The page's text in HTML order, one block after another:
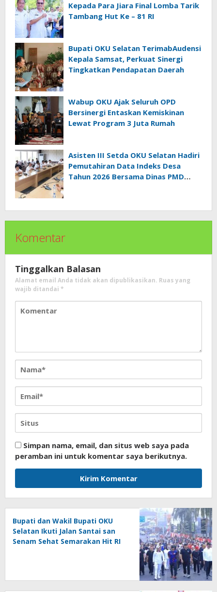
Kepada Para Jiara Final Lomba Tarik
Tambang Hut Ke – 81 RI
Bupati OKU Selatan TerimabAudensi
Kepala Samsat, Perkuat Sinergi
Tingkatkan Pendapatan Daerah
Wabup OKU Ajak Seluruh OPD
Bersinergi Entaskan Kemiskinan
Lewat Program 3 Juta Rumah
Asisten III Setda OKU Selatan Hadiri
Pemutahiran Data Indeks Desa
Tahun 2026 Bersama Dinas PMD
Komentar
Tinggalkan Balasan
Alamat email Anda tidak akan dipublikasikan. Ruas yang
wajib ditandai *
Simpan nama, email, dan situs web saya pada
peramban ini untuk komentar saya berikutnya.
Bupati dan Wakil Bupati OKU
Selatan Ikuti Jalan Santai san
Senam Sehat Semarakan Hit RI